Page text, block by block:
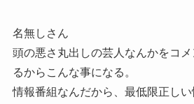
名無しさん
頭の悪さ丸出しの芸人なんかをコ
るからこんな事になる。
情報番組なんだから、最低限正し